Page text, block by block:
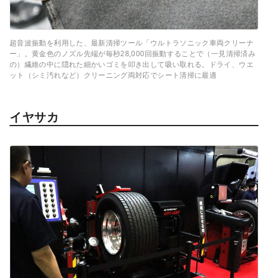
超音波振動を利用した、最新清掃ツール「ウルトラソニック車両クリーナ
ー」。黄金色のノズル先端が毎秒28,000回振動することで（一見清掃済み
の）繊維の中に隠れた細かいゴミを叩き出して吸い取れる。ドライ、ウエ
ット（シミ汚れなど）クリーニング両対応でシート清掃に最適
イヤサカ